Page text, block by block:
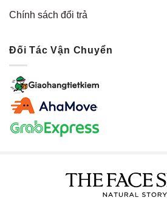
Chính sách đổi trả
Đối Tác Vận Chuyển